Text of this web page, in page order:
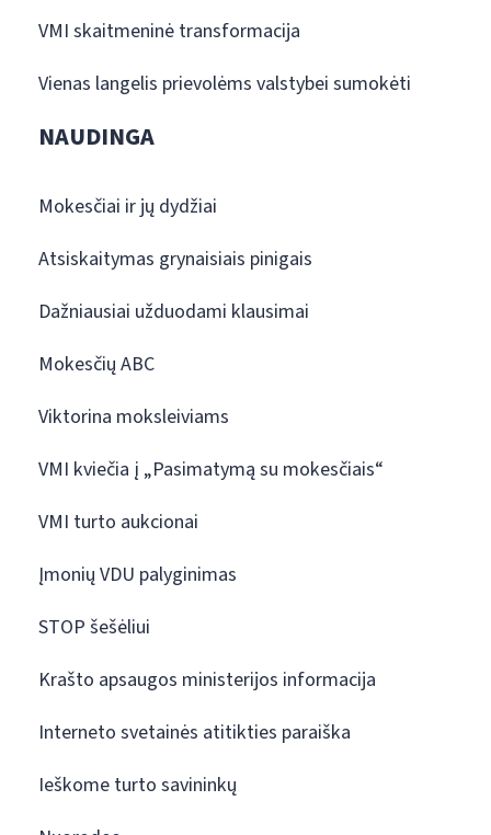
VMI skaitmeninė transformacija
Vienas langelis prievolėms valstybei sumokėti
NAUDINGA
Mokesčiai ir jų dydžiai
Atsiskaitymas grynaisiais pinigais
Dažniausiai užduodami klausimai
Mokesčių ABC
Viktorina moksleiviams
VMI kviečia į „Pasimatymą su mokesčiais“
VMI turto aukcionai
Įmonių VDU palyginimas
STOP šešėliui
Krašto apsaugos ministerijos informacija
Interneto svetainės atitikties paraiška
Ieškome turto savininkų